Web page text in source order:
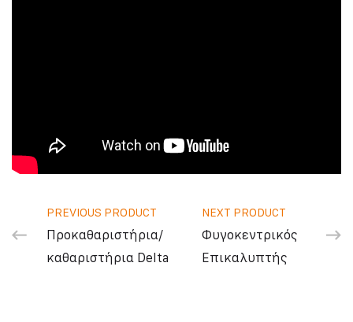
PREVIOUS PRODUCT
Προκαθαριστήρια/
καθαριστήρια Delta
NEXT PRODUCT
Φυγοκεντρικός
Επικαλυπτής